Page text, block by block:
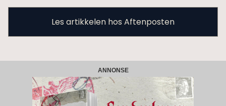
Les artikkelen hos Aftenposten
ANNONSE